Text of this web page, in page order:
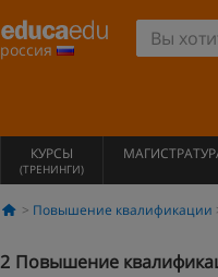
россия
КУРСЫ
(ТРЕНИНГИ)
Повышение квалификации
2 Повышение